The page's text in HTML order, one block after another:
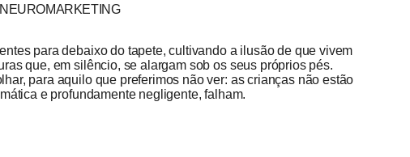
para debaixo do tapete, cultivando a ilusão de que vivem
que, em silêncio, se alargam sob os seus próprios pés.
para aquilo que preferimos não ver: as crianças não estão
e profundamente negligente, falham.